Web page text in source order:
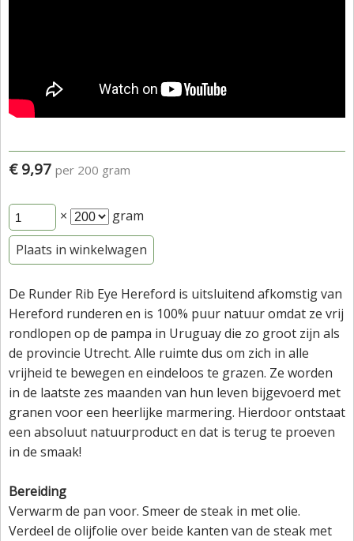
€ 9,97 per 200 gram
×
gram
Plaats in winkelwagen
De Runder Rib Eye Hereford is uitsluitend afkomstig van
Hereford runderen en is 100% puur natuur omdat ze vrij
rondlopen op de pampa in Uruguay die zo groot zijn als
de provincie Utrecht. Alle ruimte dus om zich in alle
vrijheid te bewegen en eindeloos te grazen. Ze worden
in de laatste zes maanden van hun leven bijgevoerd met
granen voor een heerlijke marmering. Hierdoor ontstaat
een absoluut natuurproduct en dat is terug te proeven
in de smaak!
Bereiding
Verwarm de pan voor. Smeer de steak in met olie.
Verdeel de olijfolie over beide kanten van de steak met